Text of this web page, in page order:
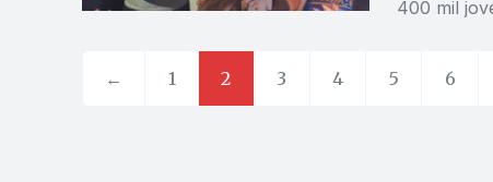
400 mil
← 1 2 3 4 5 6